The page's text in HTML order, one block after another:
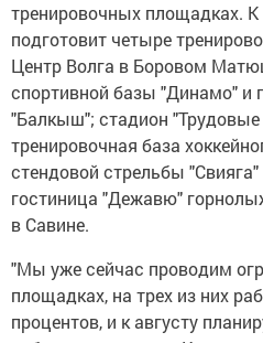
тренировочных площадках.
подготовит четыре
Центр Волга в Боровом
спортивной базы "Динамо" и
"Балкыш"; стадион "Трудовые
тренировочная база
стендовой стрельбы
гостиница "Дежавю"
в Савине.
"Мы уже сейчас проводим
площадках, на трех из них
процентов, и к августу